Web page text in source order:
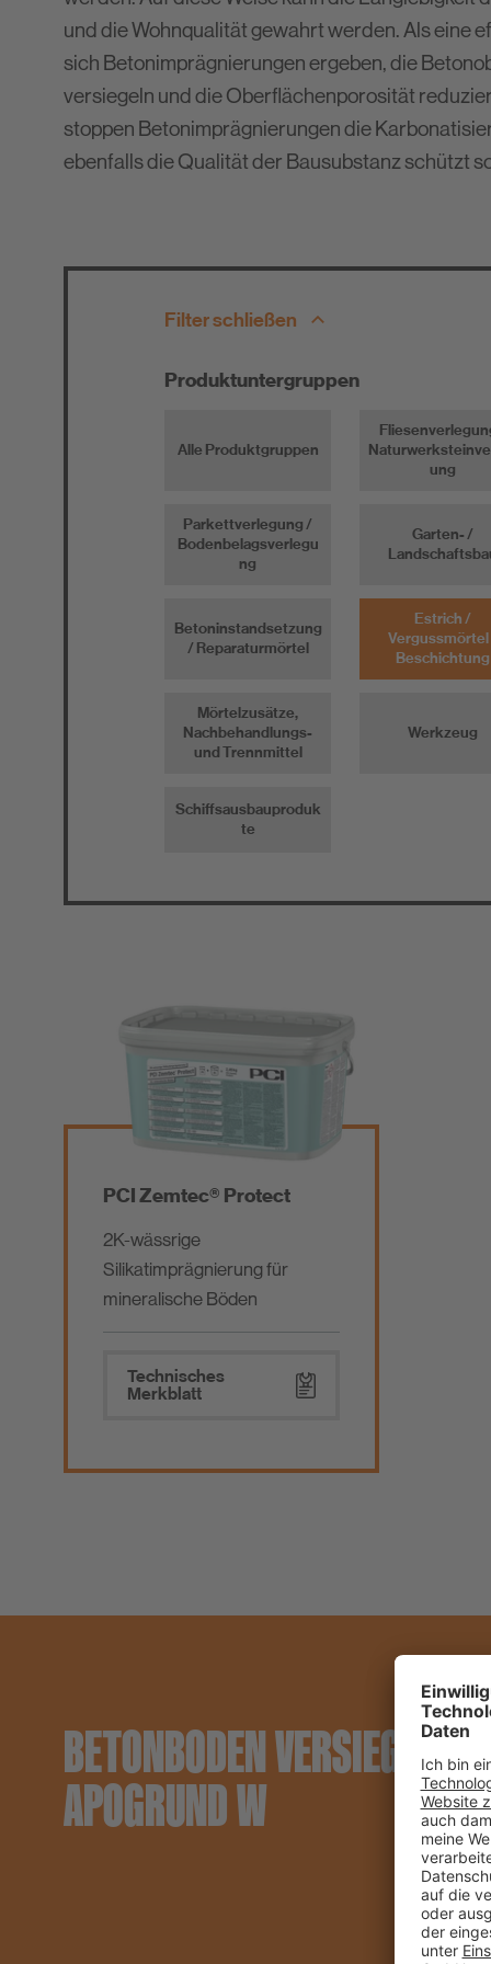
Downloads
Entsorgungshinweise
Verbrauchsrechner
und die Wohnqualität gewahrt werden. Als eine
sich Betonimprägnierungen ergeben, die
versiegeln und die Oberflächenporosität
stoppen Betonimprägnierungen die
ebenfalls die Qualität der Bausubstanz schützt
Stauben, Rissen oder anderen Schäden
Ihren Betonboden mit Hydrophobierungen und
Welcher Oberflächenschutz für Ihre Bedürfnisse
Filter schließen
Produktuntergruppen
Alle Produktgruppen
ung
Parkettverlegung /
Bodenbelagsverlegu
ng
Garten- /
Betoninstandsetzung
/ Reparaturmörtel
Estrich /
Beschichtung
Mörtelzusätze,
Nachbehandlungs-
und Trennmittel
Werkzeug
Schiffsausbauproduk
te
PCI Zemtec® Protect
2K-wässrige
Silikatimprägnierung für
mineralische Böden
Technisches
Merkblatt
BETONBODEN VERSIEGELN
APOGRUND W